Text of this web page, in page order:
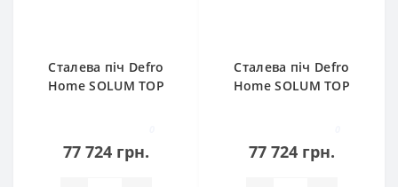
Сталева піч Defro
Home SOLUM TOP
77 724 грн.
Сталева піч Defro
Home SOLUM TOP
77 724 грн.